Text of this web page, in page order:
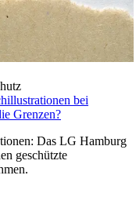
bei
Grenzen?
Das LG Hamburg
geschützte